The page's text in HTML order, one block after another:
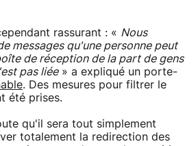
rassurant : « Nous
messages qu'une personne peut
de réception de la part de gens
pas liée» a expliqué un porte-
. Des mesures pour filtrer le
été prises.
qu'il sera tout simplement
totalement la redirection des